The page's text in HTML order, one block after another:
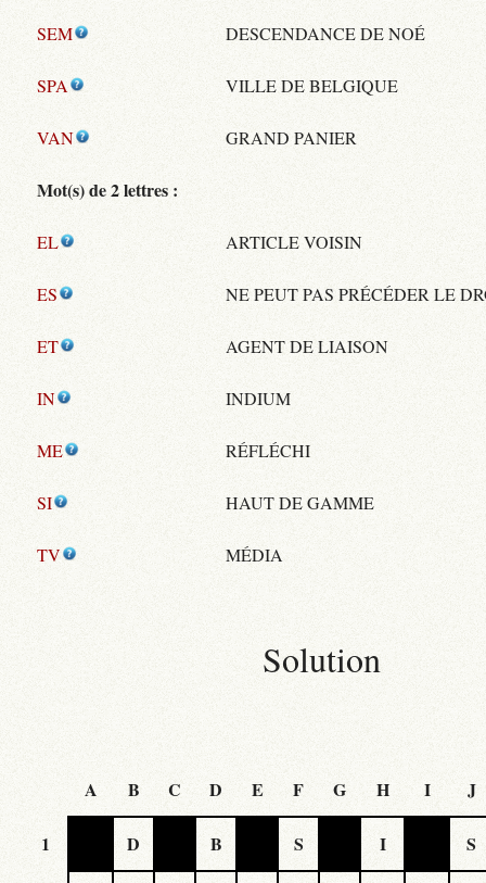
SEM DESCENDANCE DE NOÉ
SPA VILLE DE BELGIQUE
VAN GRAND PANIER
Mot(s) de 2 lettres :
EL ARTICLE VOISIN
ES NE PEUT PAS PRÉCÉDER LE
ET AGENT DE LIAISON
IN INDIUM
ME RÉFLÉCHI
SI HAUT DE GAMME
TV MÉDIA
Solution
A B C D E F G H I J
1 D B S I S